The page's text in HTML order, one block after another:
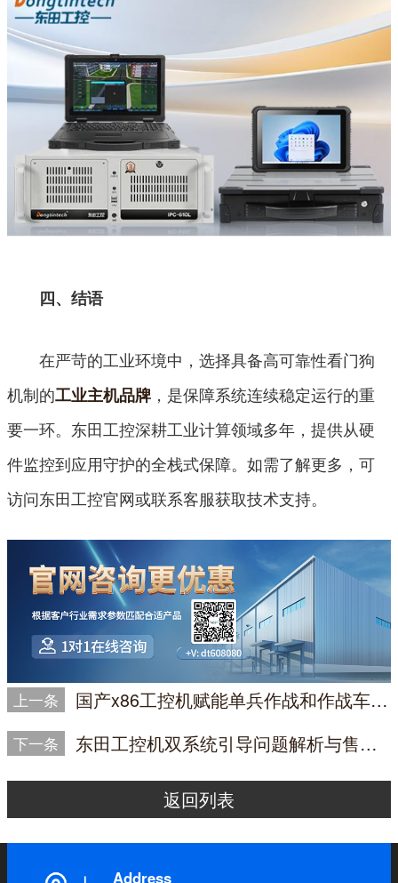
四、结语
在严苛的工业环境中，选择具备高可靠性看门狗
机制的工业主机品牌 ，是保障系统连续稳定运行的重
要一环。东田工控深耕工业计算领域多年，提供从硬
件监控到应用守护的全栈式保障。如需了解更多，可
访问东田工控官网或联系客服获取技术支持。
上一条 国产x86工控机赋能单兵作战和作战车智能驾驶综合解决方案
下一条 东田工控机双系统引导问题解析与售后解决方案
返回列表
Address